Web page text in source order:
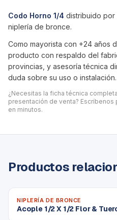
Codo Horno 1/4 distribuido por
niplería de bronce.
Como mayorista con +24 años
producto con respaldo del
provincias, y asesoría técnica
duda sobre su uso o instalación.
¿Necesitas la ficha técnica
presentación de venta?
en minutos.
Productos
NIPLERÍA DE BRONCE
Acople 1/2 X 1/2 Flor &